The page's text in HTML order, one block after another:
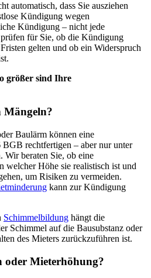
automatisch, dass Sie ausziehen
Kündigung wegen
Kündigung – nicht jede
für Sie, ob die Kündigung
gelten und ob ein Widerspruch
größer sind Ihre
Mängeln?
Baulärm können eine
rechtfertigen – aber nur unter
Wir beraten Sie, ob eine
welcher Höhe sie realistisch ist und
um Risiken zu vermeiden.
kann zur Kündigung
Schimmelbildung hängt die
Schimmel auf die Bausubstanz oder
des Mieters zurückzuführen ist.
oder Mieterhöhung?